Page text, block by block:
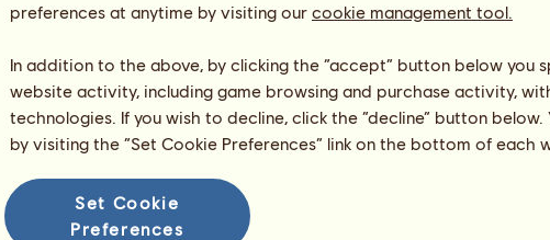
19 45 124 242
Prezentácia
preferences at anytime by visiting our cookie management tool.
In addition to the above, by clicking the “accept” button below you
website activity, including game browsing and purchase activity,
technologies. If you wish to decline, click the “decline” button
by visiting the “Set Cookie Preferences” link on the bottom of each
Set Cookie
Preferences